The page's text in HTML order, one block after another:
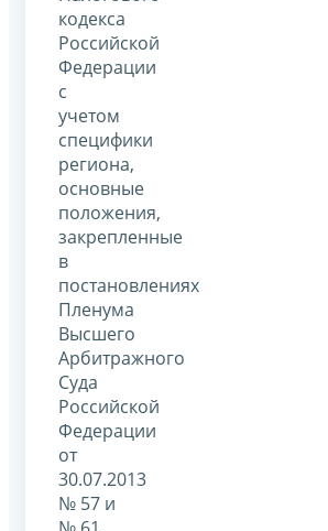
кодекса
Российской
Федерации
с
учетом
специфики
региона,
основные
положения,
закрепленные
в
постановлениях
Пленума
Высшего
Арбитражного
Суда
Российской
Федерации
от
30.07.2013
№ 57 и